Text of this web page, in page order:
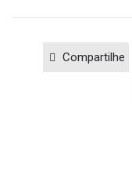
 Compartilhe